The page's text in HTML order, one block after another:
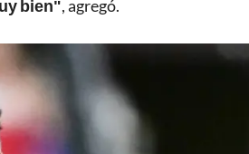
bien", agregó.